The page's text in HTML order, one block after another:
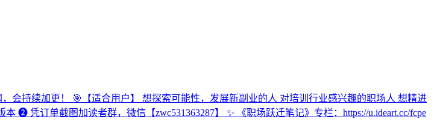
会持续加更！ 🎯【适合用户】 想探索可能性，发展新副业的人 对培训行业感兴趣的职场人 想精进
凭订单截图加读者群，微信【zwc531363287】 ✨ 《职场跃迁笔记》专栏：https://u.ideart.cc/fcpe